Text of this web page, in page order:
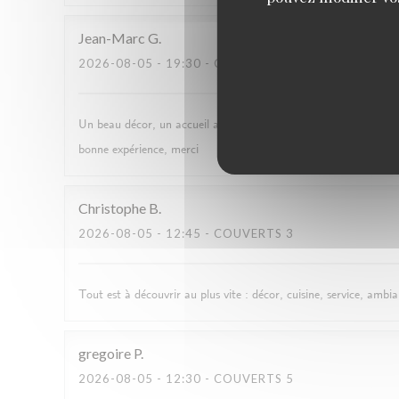
Jean-Marc G
2026-08-05 - 19:30 - COUVERTS 2
Un beau décor, un accueil aimable, des bon produits et des
bonne expérience, merci
Christophe B
2026-08-05 - 12:45 - COUVERTS 3
Tout est à découvrir au plus vite : décor, cuisine, service,
gregoire P
2026-08-05 - 12:30 - COUVERTS 5